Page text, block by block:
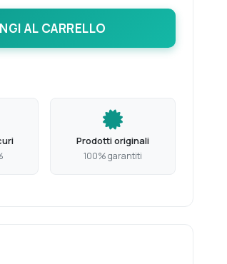
AL CARRELLO
Prodotti originali
100% garantiti